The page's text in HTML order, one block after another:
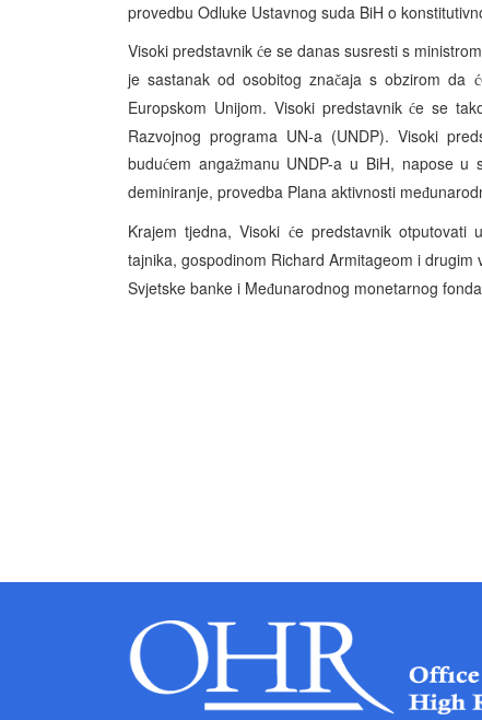
provedbu Odluke Ustavnog suda BiH o
Visoki predstavnik će se danas susresti s
je sastanak od osobitog značaja s obzirom da ć
Europskom Unijom. Visoki predstavnikće se
Razvojnog programa UN-a (UNDP). Visoki
budućem angažmanu UNDP-a u BiH, napose u
deminiranje, provedba Plana aktivnosti međ
Krajem tjedna, Visoki će predstavnik otputovati
tajnika, gospodinom Richard Armitageom i drugim
Svjetske banke i Međunarodnog monetarnog